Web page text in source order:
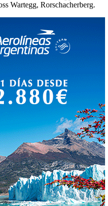
Wartegg, Rorschacherberg.